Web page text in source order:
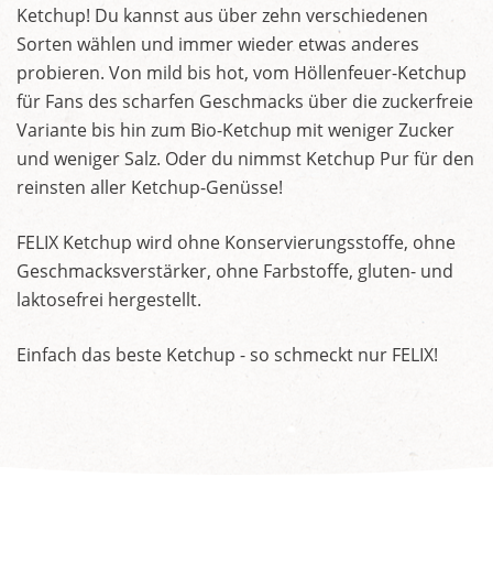
Ketchup! Du kannst aus über zehn verschiedenen
Sorten wählen und immer wieder etwas anderes
probieren. Von mild bis hot, vom Höllenfeuer-Ketchup
für Fans des scharfen Geschmacks über die zuckerfreie
Variante bis hin zum Bio-Ketchup mit weniger Zucker
und weniger Salz. Oder du nimmst Ketchup Pur für den
reinsten aller Ketchup-Genüsse!
FELIX Ketchup wird ohne Konservierungsstoffe, ohne
Geschmacksverstärker, ohne Farbstoffe, gluten- und
laktosefrei hergestellt.
Einfach das beste Ketchup - so schmeckt nur FELIX!